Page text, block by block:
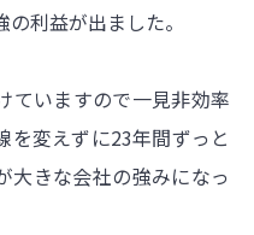
利益が出ました。
ていますので一見非効率
を変えずに23年間ずっと
大きな会社の強みになっ